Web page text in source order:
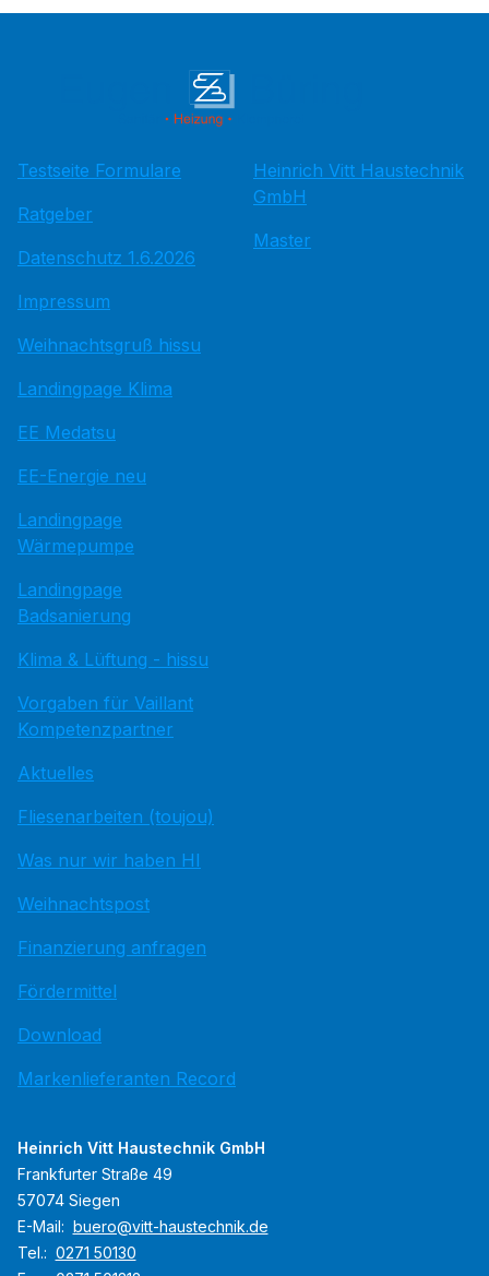
Testseite Formulare
Ratgeber
Datenschutz 1.6.2026
Impressum
Weihnachtsgruß hissu
Landingpage Klima
EE Medatsu
EE-Energie neu
Landingpage
Wärmepumpe
Landingpage
Badsanierung
Klima & Lüftung - hissu
Vorgaben für Vaillant
Kompetenzpartner
Aktuelles
Fliesenarbeiten (toujou)
Was nur wir haben HI
Weihnachtspost
Finanzierung anfragen
Fördermittel
Download
Markenlieferanten Record
Heinrich Vitt Haustechnik
GmbH
Master
Heinrich Vitt Haustechnik GmbH
Frankfurter Straße 49
57074 Siegen
E-Mail: buero@vitt-haustechnik.de
Tel.: 0271 50130